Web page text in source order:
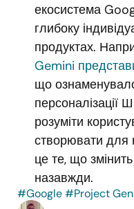
екосистема
глибоку
продуктах.
Gemini
що
персоналізації
розуміти
створювати для
це те, що
назавжди.
#Google#Project